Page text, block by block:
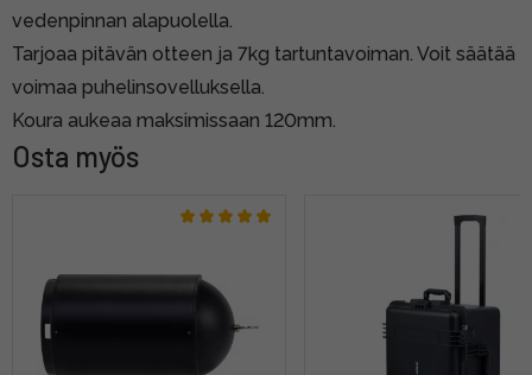
vedenpinnan alapuolella.
Tarjoaa pitävän otteen ja 7kg tartuntavoiman. Voit säätää
voimaa puhelinsovelluksella.
Koura aukeaa maksimissaan 120mm.
Osta myös